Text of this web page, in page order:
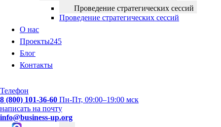
Проведение стратегических сессий
Проведение стратегических сессий
О нас
Проекты245
Блог
Контакты
Телефон
8 (800) 101-36-60 Пн-Пт, 09:00–19:00 мск
написать на почту
info@business-up.org